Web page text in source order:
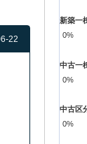
22 0%
0%
0%
0%
0%
0%
新築一
中古一
中古区